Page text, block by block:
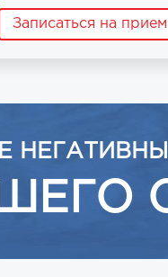
Записаться на прием